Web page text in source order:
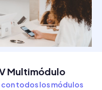
Multimódulo
todos los módulos